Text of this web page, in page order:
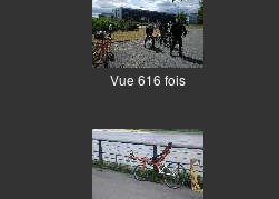
Vue 616 fois